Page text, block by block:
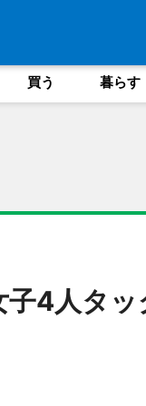
買う 暮らす
子4人タ